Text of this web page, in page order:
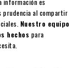
prudencia al compartir
Nuestro equipo
hechos para